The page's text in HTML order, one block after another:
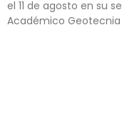
el 11 de agosto en su
Académico Geotecnia